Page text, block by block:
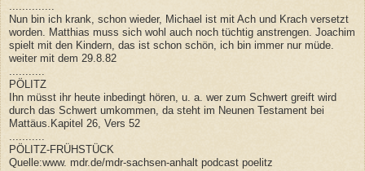
Nun bin ich krank, schon wieder, Michael ist mit Ach und Krach versetzt
worden. Matthias muss sich wohl auch noch tüchtig anstrengen. Joachim
spielt mit den Kindern, das ist schon schön, ich bin immer nur müde.
weiter mit dem 29.8.82
PÖLITZ
Ihn müsst ihr heute inbedingt hören, u. a. wer zum Schwert greift wird
durch das Schwert umkommen, da steht im Neunen Testament bei
Mattäus.Kapitel 26, Vers 52
PÖLITZ-FRÜHSTÜCK
Quelle:www. mdr.de/mdr-sachsen-anhalt podcast poelitz